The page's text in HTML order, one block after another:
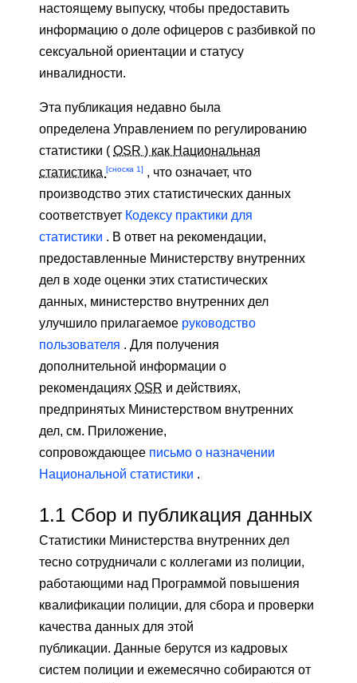
настоящему выпуску, чтобы предоставить
информацию о доле офицеров с разбивкой по
сексуальной ориентации и статусу
инвалидности.
Эта публикация недавно была
определена Управлением по регулированию
статистики ( OSR ) как Национальная
статистика [сноска 1] , что означает, что
производство этих статистических данных
соответствует Кодексу практики для
статистики . В ответ на рекомендации,
предоставленные Министерству внутренних
дел в ходе оценки этих статистических
данных, министерство внутренних дел
улучшило прилагаемое руководство
пользователя . Для получения
дополнительной информации о
рекомендациях OSR и действиях,
предпринятых Министерством внутренних
дел, см. Приложение,
сопровождающее письмо о назначении
Национальной статистики .
1.1 Сбор и публикация данных
Статистики Министерства внутренних дел
тесно сотрудничали с коллегами из полиции,
работающими над Программой повышения
квалификации полиции, для сбора и проверки
качества данных для этой
публикации. Данные берутся из кадровых
систем полиции и ежемесячно собираются от